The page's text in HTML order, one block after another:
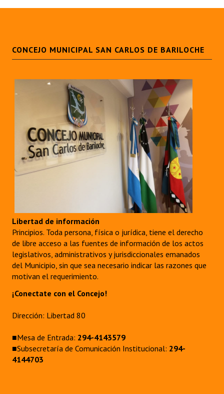
Reglamento Interno
DOCUMENTOS
Informes de Gestión
Proyectos Presentados
Informes de Unidad Coordinadora
Ejecución Presupuestaria
Actas de Audiencias Públicas
NORMATIVA
Comunicaciones
Declaraciones
Resoluciones
CONCEJO MUNICIPAL SAN CARLOS DE BARILOCHE
Libertad de información
Principios. Toda persona, física o jurídica, tiene el derecho
de libre acceso a las fuentes de información de los actos
legislativos, administrativos y jurisdiccionales emanados
del Municipio, sin que sea necesario indicar las razones que
motivan el requerimiento.
¡Conectate con el Concejo!
Dirección: Libertad 80
■Mesa de Entrada: 294-4143579
■Subsecretaría de Comunicación Institucional: 294-
4144703